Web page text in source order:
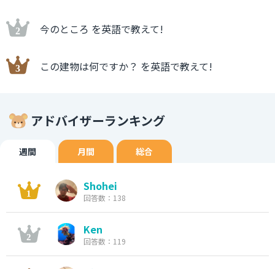
今のところ を英語で教えて!
この建物は何ですか？ を英語で教えて!
アドバイザーランキング
週間 月間 総合
Shohei
回答数：138
Ken
回答数：119